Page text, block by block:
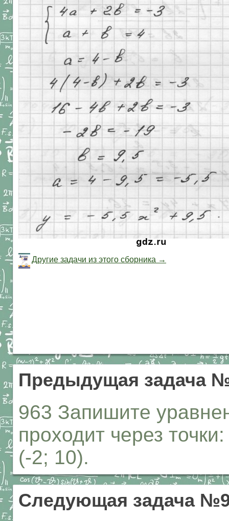
Другие задачи из этого сборника →
Предыдущая задача
963 Запишите
проходит через
(-2; 10).
Следующая задача